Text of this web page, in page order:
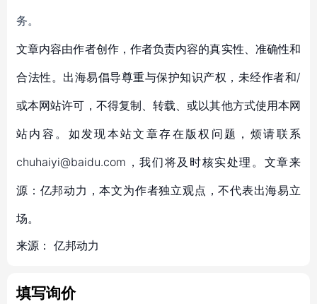
务。
文章内容由作者创作，作者负责内容的真实性、准确性和
合法性。出海易倡导尊重与保护知识产权，未经作者和/
或本网站许可，不得复制、转载、或以其他方式使用本网
站内容。如发现本站文章存在版权问题，烦请联系
chuhaiyi@baidu.com，我们将及时核实处理。文章来
源：亿邦动力，本文为作者独立观点，不代表出海易立
场。
来源： 亿邦动力
填写询价